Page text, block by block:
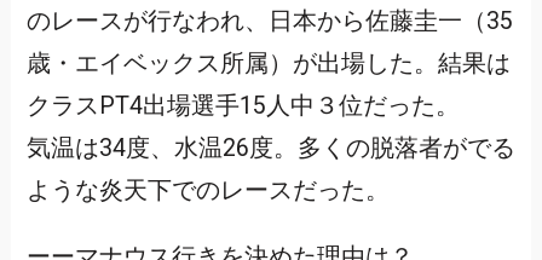
のレースが行なわれ、日本から佐藤圭一（35
歳・エイベックス所属）が出場した。結果は
クラスPT4出場選手15人中３位だった。
気温は34度、水温26度。多くの脱落者がでる
ような炎天下でのレースだった。